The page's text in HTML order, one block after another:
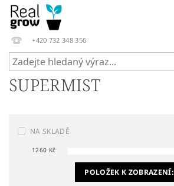
+420 732 348 356
SUPERMIST
NA SKLADĚ
1260 Kč
POLOŽEK K ZOBRAZENÍ: